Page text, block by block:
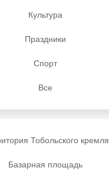
Культура
Праздники
Спорт
Все
Тобольского кремля
Базарная площадь